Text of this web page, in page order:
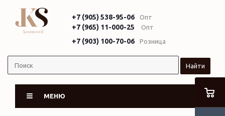
+7 (905) 538-95-06 Опт
+7 (965) 11-000-25 Опт
+7 (903) 100-70-06 Розница
Найти
МЕНЮ